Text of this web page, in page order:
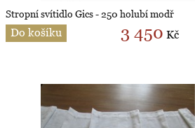
Stropní svítidlo Gics - 250 holubí modř
Do košíku 3 450 Kč